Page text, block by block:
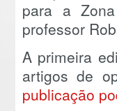
para a
professor
A primeira
artigos de
publicação